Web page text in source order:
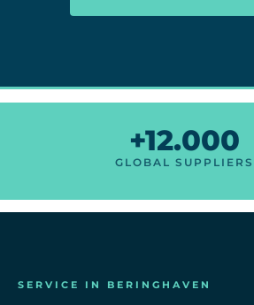
+12.000
GLOBAL SUPPLIERS
SERVICE IN BERINGHAVEN